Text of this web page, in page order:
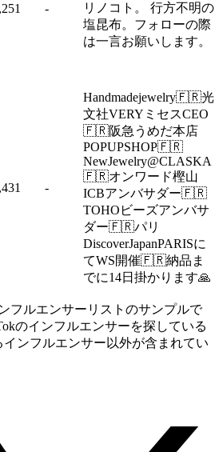
-
リノコト。 行方不明の
塩昆布。フォローの際
は一言お願いします。
-
Handmadejewelry🇫🇷光
文社VERYミセスCEO
🇫🇷阪急うめだ本店
POPUPSHOP🇫🇷
NewJewelry@CLASKA
🇫🇷オンワード樫山
ICBアンバサダー🇫🇷
TOHOビーズアンバサ
ダー🇫🇷パリ
DiscoverJapanPARISに
てWS開催🇫🇷納品ま
でに14日掛かります🙏
フルエンサーリストのサンプルで
のインフルエンサーを探している
ンフルエンサー以外が含まれてい